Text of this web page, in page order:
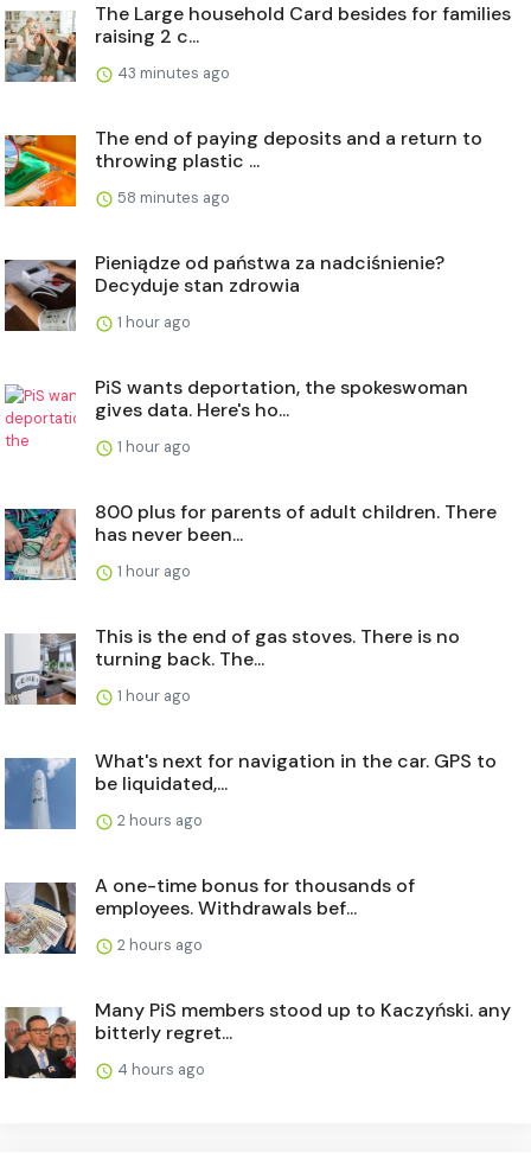
The Large household Card besides for families
raising 2 c...
43 minutes ago
The end of paying deposits and a return to
throwing plastic ...
58 minutes ago
Pieniądze od państwa za nadciśnienie?
Decyduje stan zdrowia
1 hour ago
PiS wants deportation, the spokeswoman
gives data. Here's ho...
1 hour ago
800 plus for parents of adult children. There
has never been...
1 hour ago
This is the end of gas stoves. There is no
turning back. The...
1 hour ago
What's next for navigation in the car. GPS to
be liquidated,...
2 hours ago
A one-time bonus for thousands of
employees. Withdrawals bef...
2 hours ago
Many PiS members stood up to Kaczyński. any
bitterly regret...
4 hours ago